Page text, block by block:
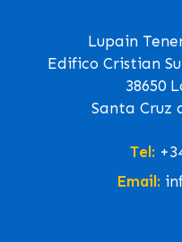
Lupain
Edifico Cristian
38650
Santa Cruz
Tel:
Email: